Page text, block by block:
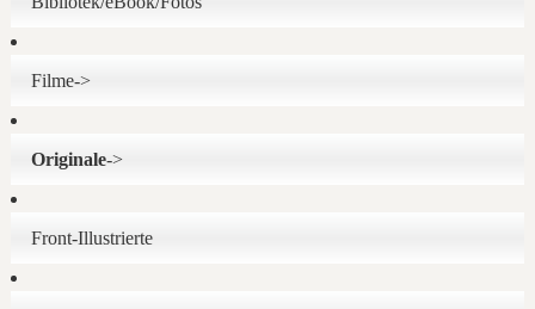
Filme->
Originale->
Front-Illustrierte